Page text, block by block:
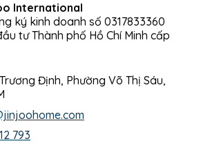
International
ký kinh doanh số 0317833360
tư Thành phố Hồ Chí Minh cấp
Định, Phường Võ Thị Sáu,
793